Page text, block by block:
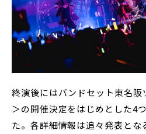
終演後にはバンドセット東名
＞の開催決定をはじめとした4
た。各詳細情報は追々発表とな